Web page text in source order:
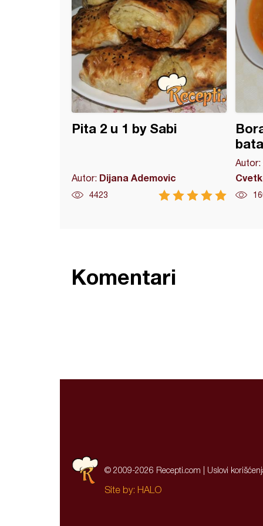
Pita 2 u 1 by Sabi
Autor: Dijana Ademovic
4423
Autor:
Komentari
© 2009-2026 Recepti.com | Uslovi
Site by: HALO